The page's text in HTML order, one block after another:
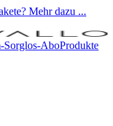
Mehr dazu ...
Sorglos-AboProdukte